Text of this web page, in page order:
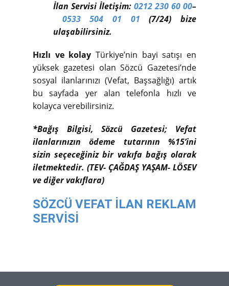
İlan Servisi İletişim: 0212 230 60 00–
0533 504 01 01 (7/24) bize
ulaşabilirsiniz.
Hızlı ve kolay Türkiye’nin bayi satışı en
yüksek gazetesi olan Sözcü Gazetesi’nde
sosyal ilanlarınızı (Vefat, Başsağlığı) artık
bu sayfada yer alan telefonla hızlı ve
kolayca verebilirsiniz.
*Bağış Bilgisi, Sözcü Gazetesi; Vefat
ilanlarınızın ödeme tutarının %15’ini
sizin seçeceğiniz bir vakıfa bağış olarak
iletmektedir. (TEV- ÇAĞDAŞ YAŞAM- LÖSEV
ve diğer vakıflara)
SÖZCÜ VEFAT İLAN REKLAM
SERVİSİ